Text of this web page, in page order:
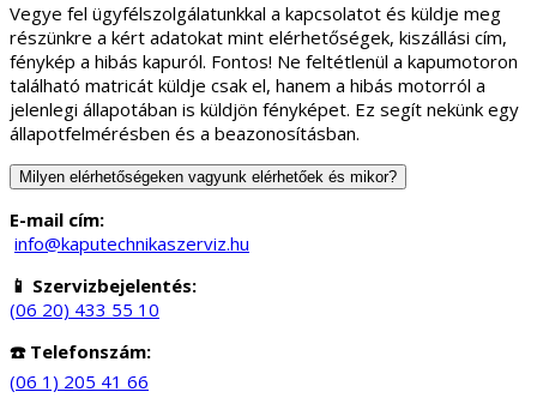
Vegye fel ügyfélszolgálatunkkal a kapcsolatot és küldje meg
részünkre a kért adatokat mint elérhetőségek, kiszállási cím,
fénykép a hibás kapuról. Fontos! Ne feltétlenül a kapumotoron
található matricát küldje csak el, hanem a hibás motorról a
jelenlegi állapotában is küldjön fényképet. Ez segít nekünk egy
állapotfelmérésben és a beazonosításban.
Milyen elérhetőségeken vagyunk elérhetőek és mikor?
E-mail cím:
info@kaputechnikaszerviz.hu
📱 Szervizbejelentés:
(06 20) 433 55 10
☎️ Telefonszám:
(06 1) 205 41 66